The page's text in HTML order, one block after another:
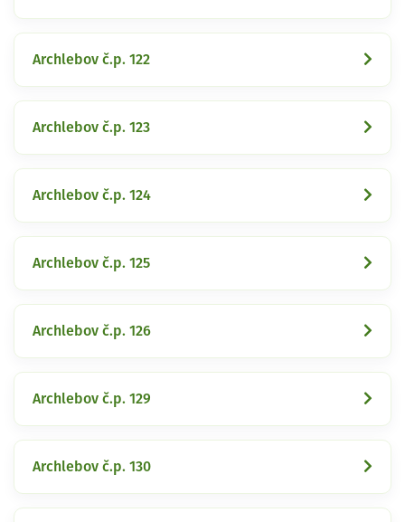
Archlebov č.p. 122
Archlebov č.p. 123
Archlebov č.p. 124
Archlebov č.p. 125
Archlebov č.p. 126
Archlebov č.p. 129
Archlebov č.p. 130